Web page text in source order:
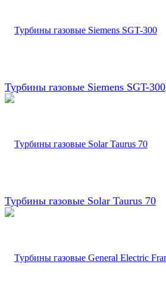
Турбины газовые Siemens SGT-300
Турбины газовые Solar Taurus 70